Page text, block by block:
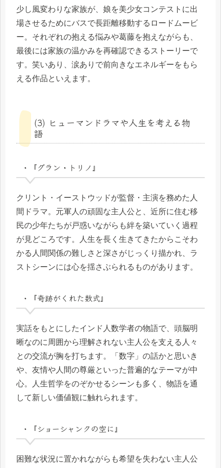
少し風変わりな家族が、娘を美少女コンテストに出
場させるためにバスで長距離移動するロードムービ
ー。それぞれの抱える悩みや葛藤を抱えながらも、
最後には家族の温かみを再確認できるストーリーで
す。笑いあり、涙ありで前向きなエネルギーをもら
える作品といえます。
(3) ヒューマンドラマや人生を考える物
語
・『グラン・トリノ』
クリント・イーストウッドが監督・主演を務めた人
間ドラマ。元軍人の頑固な主人公と、近所に住む移
民の少年たちが戸惑いながらも絆を築いていく過程
が見どころです。人生を長く生きてきたからこそわ
かる人間関係の難しさと深さがじっくり描かれ、ラ
ストシーンには心を揺さぶられるものがあります。
・『奇跡がくれた数式』
実話をもとにしたインド人数学者の物語で、頭脳明
晰なのに周囲から理解されない主人公を支える人々
との交流が胸を打ちます。「数字」の話かと思いき
や、友情や人間の尊厳といった普遍的なテーマが中
心。人生哲学をのぞかせるシーンも多く、物語を通
して新しい価値観に触れられます。
・『ショーシャンクの空に』
困難な状況に置かれながらも希望を失わない主人公